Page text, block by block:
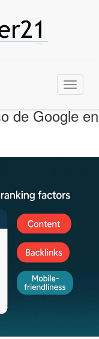
Menu
de Google en